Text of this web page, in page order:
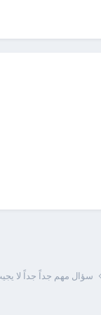
سؤال مهم جداً جداً لا